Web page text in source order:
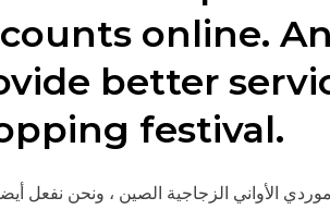
online.
better
festival.
الأواني الزجاجية الصين ، ونحن نفعل